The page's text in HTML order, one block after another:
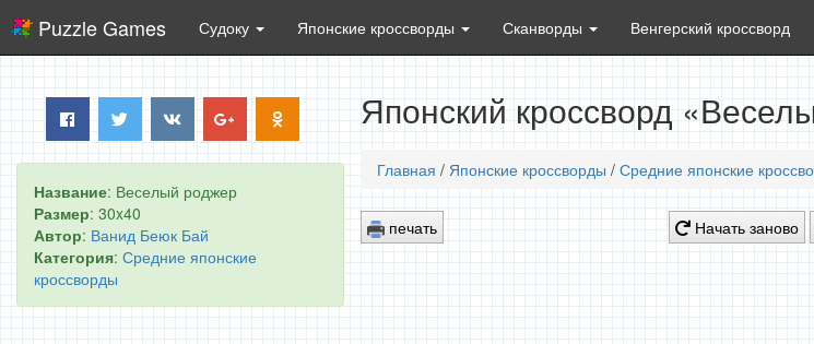
Puzzle Games Судоку Японские кроссворды Сканворды Венгерский кроссворд
Название: Веселый роджер
Размер: 30x40
Автор: Ванид Беюк Бай
Категория: Средние японские
кроссворды
Японский кроссворд
Главная / Японские кроссворды / Средние японские
печать Начать заново